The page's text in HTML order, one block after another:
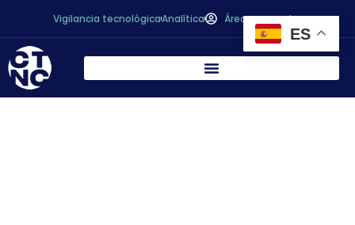
Vigilancia tecnológicaAnalítica Área personal
ES